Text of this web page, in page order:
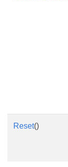
Reset()